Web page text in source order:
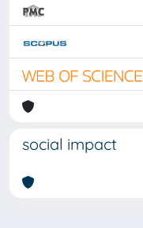
social impact